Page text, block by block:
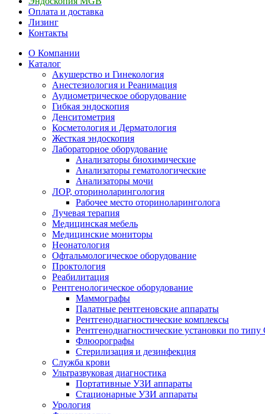
Оплата и доставка
Лизинг
Контакты
О Компании
Каталог
Акушерство и Гинекология
Анестезиология и Реанимация
Аудиометрическое оборудование
Гибкая эндоскопия
Денситометрия
Косметология и Дерматология
Жесткая эндоскопия
Лабораторное оборудование
Анализаторы биохимические
Анализаторы гематологические
Анализаторы мочи
ЛОР, оториноларингология
Рабочее место оториноларинголога
Лучевая терапия
Медицинская мебель
Медицинские мониторы
Неонатология
Офтальмологическое оборудование
Проктология
Реабилитация
Рентгенологическое оборудование
Маммографы
Палатные рентгеновские аппараты
Рентгенодиагностические комплексы
Рентгенодиагностические установки по типу
Флюорографы
Стерилизация и дезинфекция
Служба крови
Ультразвуковая диагностика
Портативные УЗИ аппараты
Стационарные УЗИ аппараты
Урология